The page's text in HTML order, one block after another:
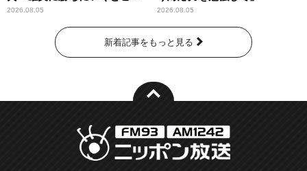
ろ」
2026.08.05 2026.08.05
新着記事をもっと見る